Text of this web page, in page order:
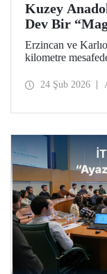
Kuzey
Dev Bir
Erzincan ve
kilometre
ezber bozucu
24 Şub 2026